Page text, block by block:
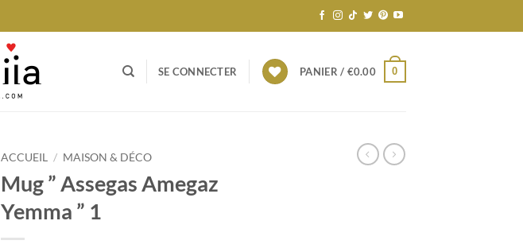
SE CONNECTER PANIER / €0.00 0
ACCUEIL / MAISON & DÉCO
Mug ” Assegas Amegaz
Yemma ” 1